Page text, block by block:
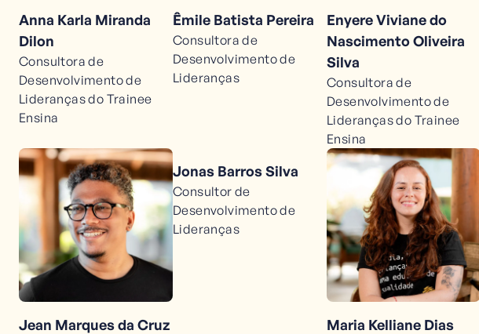
Anna Karla Miranda
Dilon
Consultora de
Desenvolvimento de
Lideranças do Trainee
Ensina
Êmile Batista Pereira
Consultora de
Desenvolvimento de
Lideranças
Enyere Viviane do
Nascimento Oliveira
Silva
Consultora de
Desenvolvimento de
Lideranças do Trainee
Ensina
Jean Marques da Cruz
Jonas Barros Silva
Consultor de
Desenvolvimento de
Lideranças
Maria Kelliane Dias